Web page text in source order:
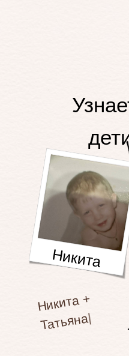
Никита +
Татьяна = се
Никита